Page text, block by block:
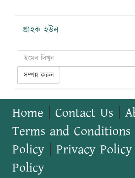
গ্রাহক হউন
সম্পন্ন করুন
Home Contact Us
Terms and Conditions
Policy
Privacy Policy
Policy